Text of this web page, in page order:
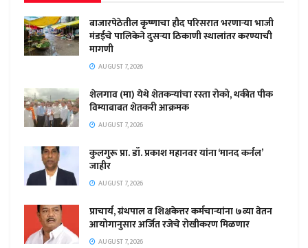
बाजारपेठेतील कृष्णाचा हौद परिसरात भरणाऱ्या भाजी
मंडईचे पालिकेने दुसऱ्या ठिकाणी स्थालांतर करण्याची
मागणी
AUGUST 7, 2026
शेलगाव (मा) येथे शेतकऱ्यांचा रस्ता रोको, थकीत पीक
विम्याबाबत शेतकरी आक्रमक
AUGUST 7, 2026
कुलगुरू प्रा. डॉ. प्रकाश महानवर यांना ‘मानद कर्नल’
जाहीर
AUGUST 7, 2026
प्राचार्य, ग्रंथपाल व शिक्षकेत्तर कर्मचाऱ्यांना ७व्या वेतन
आयोगानुसार अर्जित रजेचे रोखीकरण मिळणार
AUGUST 7, 2026